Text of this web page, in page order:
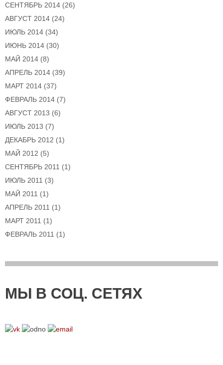
СЕНТЯБРЬ 2014 (26)
АВГУСТ 2014 (24)
ИЮЛЬ 2014 (34)
ИЮНЬ 2014 (30)
МАЙ 2014 (8)
АПРЕЛЬ 2014 (39)
МАРТ 2014 (37)
ФЕВРАЛЬ 2014 (7)
АВГУСТ 2013 (6)
ИЮЛЬ 2013 (7)
ДЕКАБРЬ 2012 (1)
МАЙ 2012 (5)
СЕНТЯБРЬ 2011 (1)
ИЮЛЬ 2011 (3)
МАЙ 2011 (1)
АПРЕЛЬ 2011 (1)
МАРТ 2011 (1)
ФЕВРАЛЬ 2011 (1)
МЫ В СОЦ. СЕТЯХ